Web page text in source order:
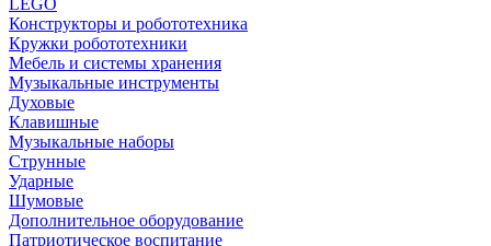
LEGO
Конструкторы и робототехника
Кружки робототехники
Мебель и системы хранения
Музыкальные инструменты
Духовые
Клавишные
Музыкальные наборы
Струнные
Ударные
Шумовые
Дополнительное оборудование
Патриотическое воспитание